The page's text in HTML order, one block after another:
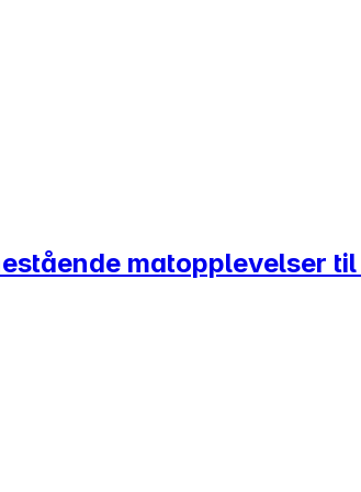
matopplevelser